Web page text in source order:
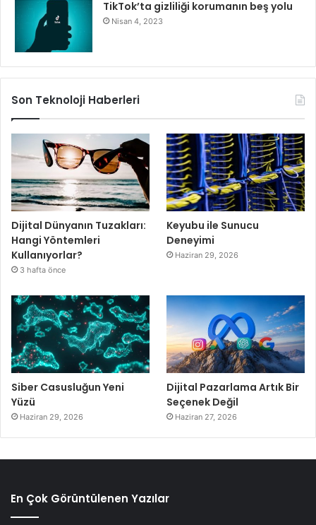
TikTok’ta gizliliği korumanın beş yolu
Nisan 4, 2023
Son Teknoloji Haberleri
Dijital Dünyanın Tuzakları:
Hangi Yöntemleri
Kullanıyorlar?
3 hafta önce
Keyubu ile Sunucu
Deneyimi
Haziran 29, 2026
Siber Casusluğun Yeni
Yüzü
Haziran 29, 2026
Dijital Pazarlama Artık Bir
Seçenek Değil
Haziran 27, 2026
En Çok Görüntülenen Yazılar